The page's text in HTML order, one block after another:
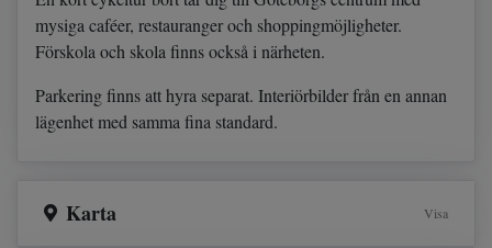
mysiga caféer, restauranger och shoppingmöjligheter.
Förskola och skola finns också i närheten.
Parkering finns att hyra separat. Interiörbilder från en annan
lägenhet med samma fina standard.
Karta Visa